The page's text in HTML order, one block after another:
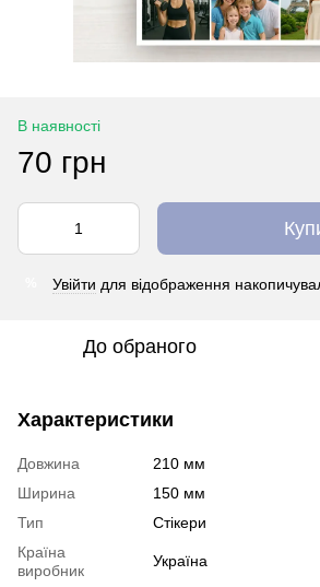
В наявності
70 грн
Увійти для відображення
До обраного
Характеристики
Довжина
210 мм
Ширина
150 мм
Тип
Стікери
Країна
виробник
Україна